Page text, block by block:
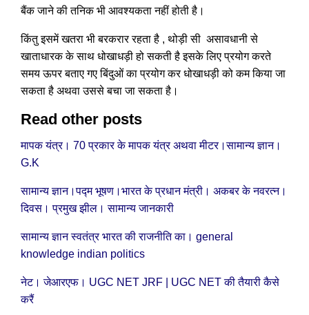
बैंक जाने की तनिक भी आवश्यकता नहीं होती है।
किंतु इसमें खतरा भी बरकरार रहता है , थोड़ी सी असावधानी से
खाताधारक के साथ धोखाधड़ी हो सकती है इसके लिए प्रयोग करते
समय ऊपर बताए गए बिंदुओं का प्रयोग कर धोखाधड़ी को कम किया जा
सकता है अथवा उससे बचा जा सकता है।
Read other posts
मापक यंत्र। 70 प्रकार के मापक यंत्र अथवा मीटर।सामान्य ज्ञान।
G.K
सामान्य ज्ञान।पद्म भूषण।भारत के प्रधान मंत्री। अकबर के नवरत्न।
दिवस। प्रमुख झील। सामान्य जानकारी
सामान्य ज्ञान स्वतंत्र भारत की राजनीति का। general
knowledge indian politics
नेट। जेआरएफ। UGC NET JRF | UGC NET की तैयारी कैसे
करैं